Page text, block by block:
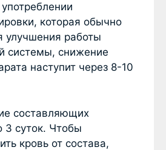
которая обычно
улучшения работы
системы, снижение
наступит через 8-10
составляющих
3 суток. Чтобы
кровь от состава,